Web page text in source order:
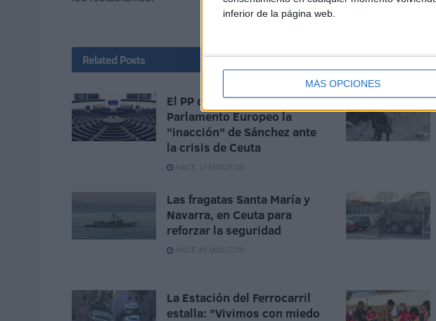
inferior de la página web.
MÁS OPCIONES
Related Posts
El PP denuncia en el
Parlamento Europeo la
"inacción" de Sánchez ante
la crisis de Ceuta
HACE 10 MINUTOS
Las fragatas Santa María y
Navarra, en Ceuta para
reforzar la seguridad
HACE 49 MINUTOS
La Estación del Ferrocarril
estalla: "Vivimos con miedo